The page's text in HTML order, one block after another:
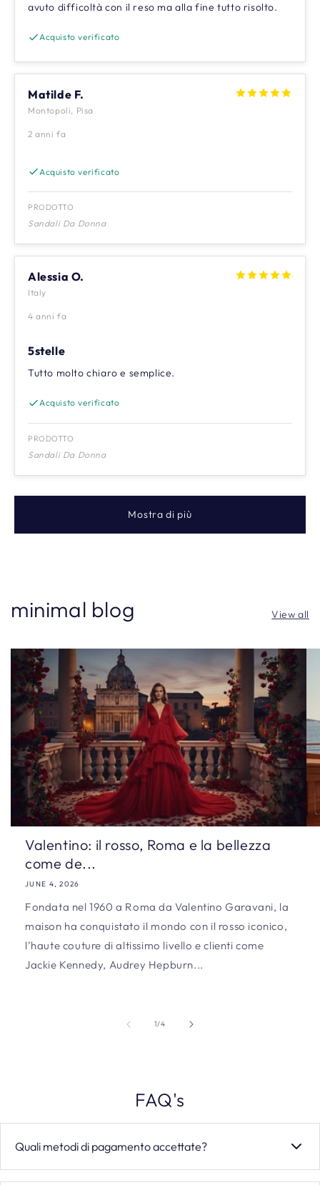
avuto difficoltà con il reso ma alla fine tutto risolto.
Acquisto verificato
Matilde F.
Montopoli, Pisa
2 anni fa
Acquisto verificato
PRODOTTO
Sandali Da Donna
Alessia O.
Italy
4 anni fa
5stelle
Tutto molto chiaro e semplice.
Acquisto verificato
PRODOTTO
Sandali Da Donna
Mostra di più
minimal blog View all
Valentino: il rosso, Roma e la bellezza
come de...
JUNE 4, 2026
Fondata nel 1960 a Roma da Valentino Garavani, la
maison ha conquistato il mondo con il rosso iconico,
l’haute couture di altissimo livello e clienti come
Jackie Kennedy, Audrey Hepburn...
1/of
4
FAQ's
Quali metodi di pagamento accettate?